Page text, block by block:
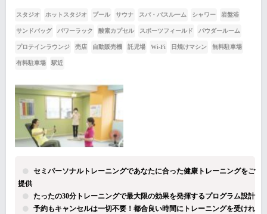
スタジオ ホットスタジオ プール サウナ スパ・バスルーム シャワー 岩盤浴
サンドバッグ パワーラック 酸素カプセル スポーツフィールド パウダールーム
プロテインラウンジ 売店 自動販売機 託児場 Wi-Fi 日焼けマシン 無料駐車場
有料駐車場 駅近
セミパーソナルトレーニングであなたに合った健康トレーニングをご
提供
たったの30分トレーニングで最大限の効果を発揮するプログラム設計
予約もキャンセルは一切不要！都合良い時間にトレーニングを受けれ